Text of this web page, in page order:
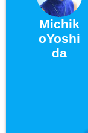
Michik
oYoshi
da